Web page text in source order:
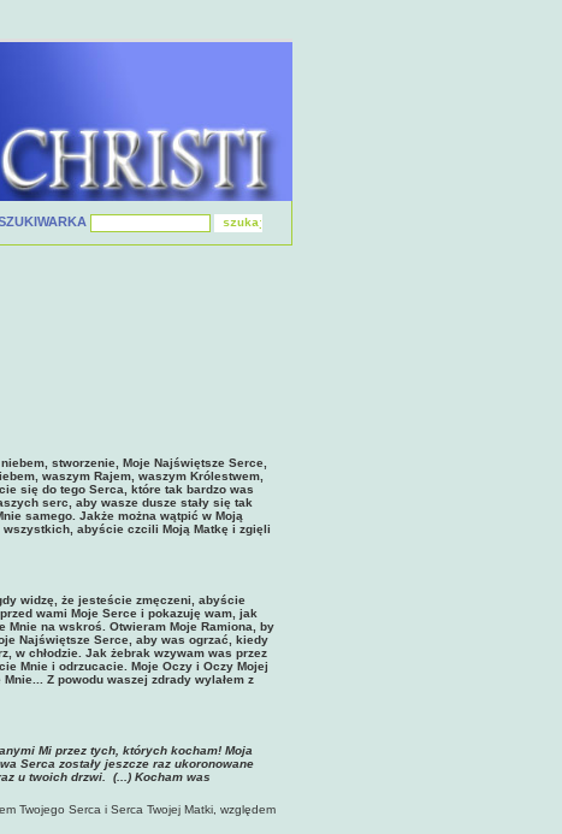
stworzenie, Moje Najświętsze Serce,
waszym Rajem, waszym Królestwem,
się do tego Serca, które tak bardzo was
serc, aby wasze dusze stały się tak
samego. Jakże można wątpić w Moją
wszystkich, abyście czcili Moją Matkę i zgięli
widzę, że jesteście zmęczeni, abyście
wami Moje Serce i pokazuję wam, jak
na wskroś. Otwieram Moje Ramiona, by
Najświętsze Serce, aby was ogrzać, kiedy
w chłodzie. Jak żebrak wzywam was przez
Mnie i odrzucacie. Moje Oczy i Oczy Mojej
Z powodu waszej zdrady wylałem z
Mi przez tych, których kocham! Moja
Serca zostały jeszcze raz ukoronowane
u twoich drzwi. (...) Kocham was
Twojego Serca i Serca Twojej Matki, względem